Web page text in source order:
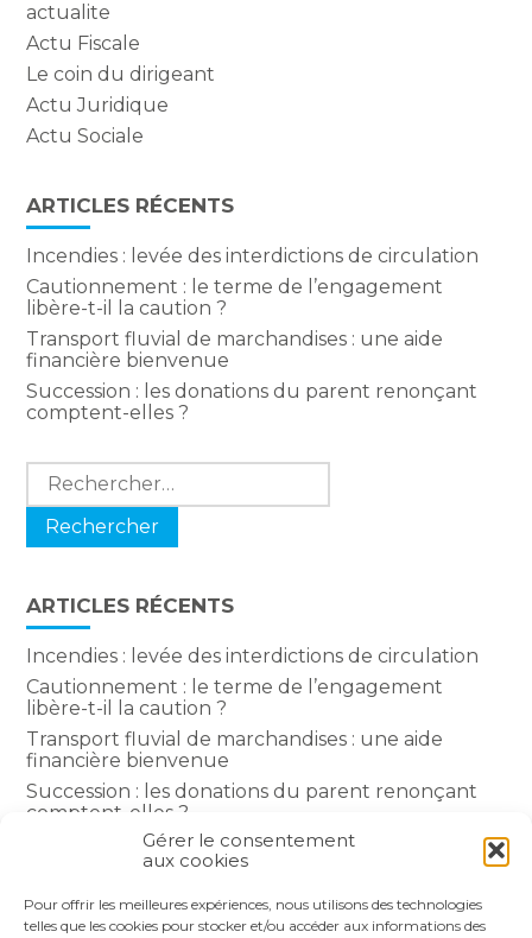
Gérer le consentement
aux cookies
Pour offrir les meilleures expériences, nous utilisons des technologies
telles que les cookies pour stocker et/ou accéder aux informations des
actualite
Actu Fiscale
Le coin du dirigeant
Actu Juridique
Actu Sociale
ARTICLES RÉCENTS
Incendies : levée des interdictions de circulation
Cautionnement : le terme de l’engagement
libère-t-il la caution ?
Transport fluvial de marchandises : une aide
financière bienvenue
Succession : les donations du parent renonçant
comptent-elles ?
Rechercher :
ARTICLES RÉCENTS
Incendies : levée des interdictions de circulation
Cautionnement : le terme de l’engagement
libère-t-il la caution ?
Transport fluvial de marchandises : une aide
financière bienvenue
Succession : les donations du parent renonçant
comptent-elles ?
Encadrement des loyers : une année de plus
COMMENTAIRES RÉCENTS